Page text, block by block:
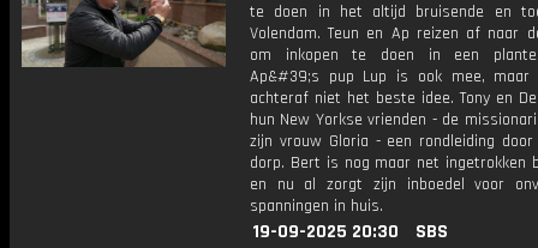
te doen in het altijd bruisende en
Volendam. Teun en Ap reizen af naar
om inkopen te doen in een
Ap&#39;s pup Lup is ook mee,
achteraf niet het beste idee. Tony en
hun New Yorkse vrienden - de
zijn vrouw Gloria - een rondleiding
dorp. Bert is nog maar net ingetrokken
en nu al zorgt zijn inboedel voor
spanningen in huis.
19-09-2025 20:30
SBS